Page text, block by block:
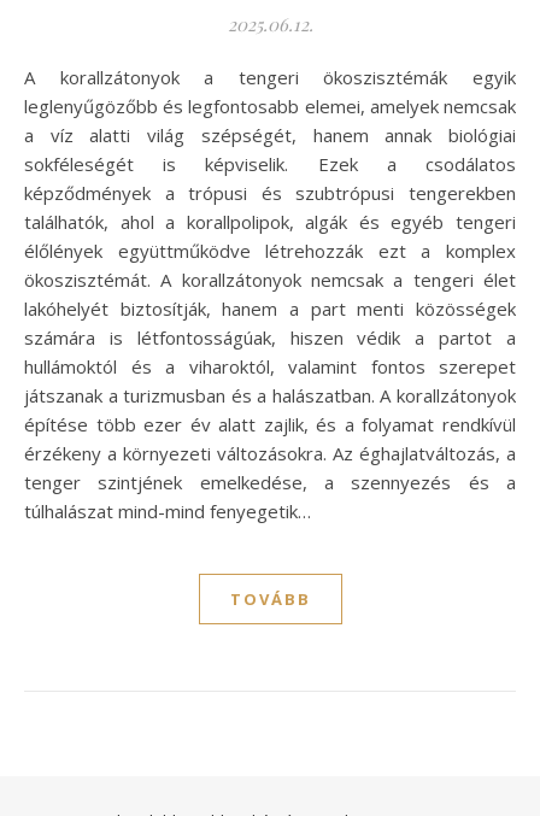
2025.06.12.
A korallzátonyok a tengeri ökoszisztémák egyik
leglenyűgözőbb és legfontosabb elemei, amelyek nemcsak
a víz alatti világ szépségét, hanem annak biológiai
sokféleségét is képviselik. Ezek a csodálatos
képződmények a trópusi és szubtrópusi tengerekben
találhatók, ahol a korallpolipok, algák és egyéb tengeri
élőlények együttműködve létrehozzák ezt a komplex
ökoszisztémát. A korallzátonyok nemcsak a tengeri élet
lakóhelyét biztosítják, hanem a part menti közösségek
számára is létfontosságúak, hiszen védik a partot a
hullámoktól és a viharoktól, valamint fontos szerepet
játszanak a turizmusban és a halászatban. A korallzátonyok
építése több ezer év alatt zajlik, és a folyamat rendkívül
érzékeny a környezeti változásokra. Az éghajlatváltozás, a
tenger szintjének emelkedése, a szennyezés és a
túlhalászat mind-mind fenyegetik…
TOVÁBB